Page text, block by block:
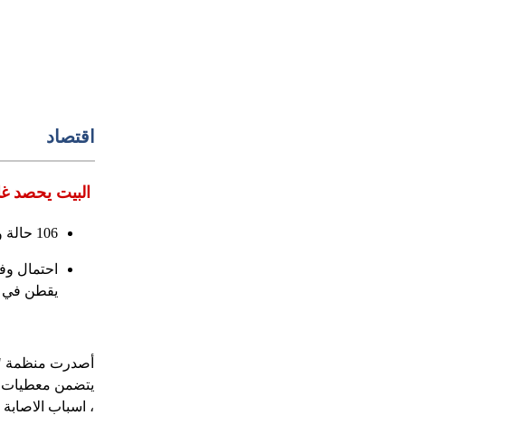
اقتصاد
البيت يحصد
106 حالة وفاة لأولاد جراء حوادث غير متعمدة،52 حالة من بينهم لأطفال عرب.
احتمال
يقطن في
أصدرت منظمة
، اسباب الاصابة